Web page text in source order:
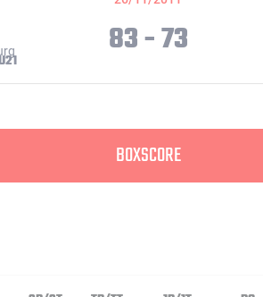
83 - 73
BOXSCORE